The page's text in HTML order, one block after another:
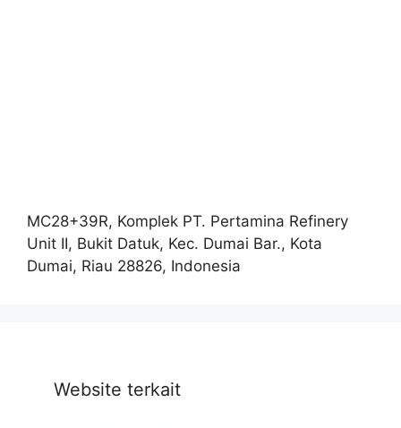
MC28+39R, Komplek PT. Pertamina Refinery
Unit II, Bukit Datuk, Kec. Dumai Bar., Kota
Dumai, Riau 28826, Indonesia
Website terkait